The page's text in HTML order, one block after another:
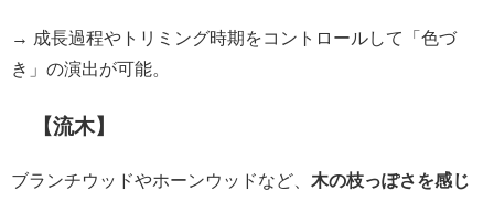
→ 成長過程やトリミング時期をコントロールして「色づ
き」の演出が可能。
【流木】
ブランチウッドやホーンウッドなど、 木の枝っぽさを感じ